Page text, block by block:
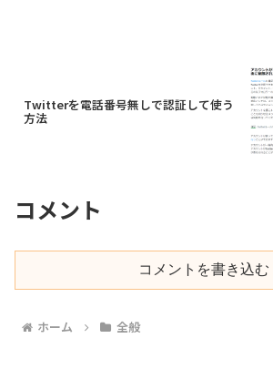
Twitterを電話番号無しで認証して使う
方法
コメント
コメントを書き込む
ホーム 全般